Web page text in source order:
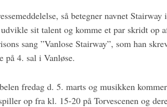
så betegner navnet
sit talent og komme et par skridt op
sang ”Vanlose Stairway”, som han
på 4. sal i Vanløse.
fredag d. 5. marts og musikken
op fra kl. 15-20 på Torvescenen og